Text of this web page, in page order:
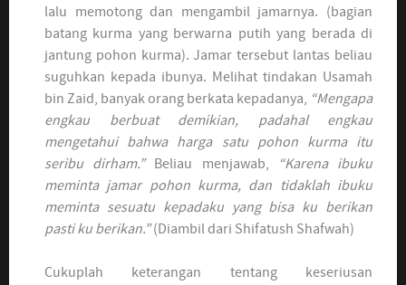
lalu memotong dan mengambil jamarnya. (bagian
batang kurma yang berwarna putih yang berada di
jantung pohon kurma). Jamar tersebut lantas beliau
suguhkan kepada ibunya. Melihat tindakan Usamah
bin Zaid, banyak orang berkata kepadanya, “Mengapa
engkau berbuat demikian, padahal engkau
mengetahui bahwa harga satu pohon kurma itu
seribu dirham.”Beliau menjawab,
“Karena ibuku
meminta jamar pohon kurma, dan tidaklah ibuku
meminta sesuatu kepadaku yang bisa ku berikan
pasti ku berikan.”(Diambil dari Shifatush Shafwah)
Cukuplah keterangan tentang keseriusan